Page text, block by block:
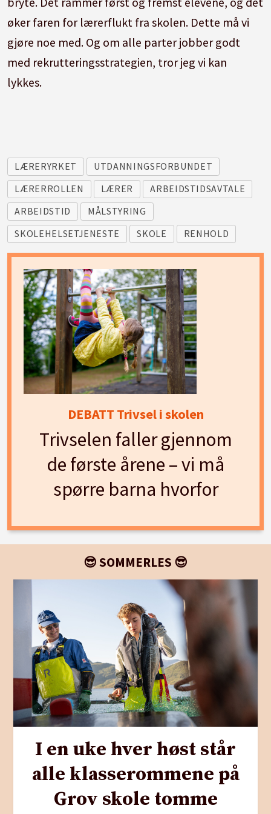
øker faren for lærerflukt fra skolen. Dette må vi
gjøre noe med. Og om alle parter jobber godt
med rekrutteringsstrategien, tror jeg vi kan
lykkes.
LÆRERYRKET
UTDANNINGSFORBUNDET
LÆRERROLLEN
LÆRER
ARBEIDSTIDSAVTALE
ARBEIDSTID
MÅLSTYRING
SKOLEHELSETJENESTE
SKOLE RENHOLD
DEBATT Trivsel i skolen
Trivselen faller gjennom
de første årene – vi må
spørre barna hvorfor
😎 SOMMERLES 😎
I en uke hver høst står
alle klasserommene på
Grov skole tomme